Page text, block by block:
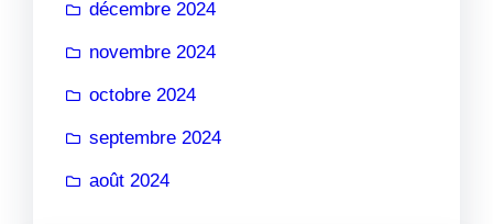
décembre 2024
novembre 2024
octobre 2024
septembre 2024
août 2024